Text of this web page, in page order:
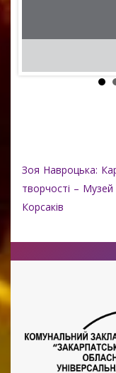
Зоя Навроцька:
творчості – Музей
Корсаків